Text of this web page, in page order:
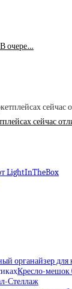
очере…
сейчас
LightInTheBox
органайзер для
Кресло-мешок
Стеллаж